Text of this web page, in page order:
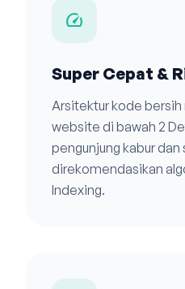
speed
Super Cepat &
Arsitektur kode
website di bawah 2
pengunjung kabur dan
direkomendasikan
Indexing.